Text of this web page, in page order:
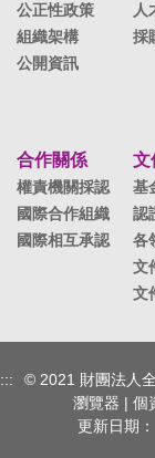
公正性政策
組織架構
公開資訊
人
採
合作關係
權責機關採認
國際合作組織
國際相互承認
文
基
認
各
文
文
:::
© 2021 財團法人
瀏覽器 | 個
更新日期：